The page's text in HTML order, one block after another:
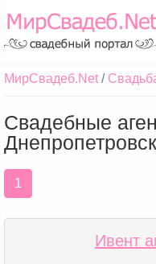
МирСвадеб.Net
Свадебные
1
Ивент